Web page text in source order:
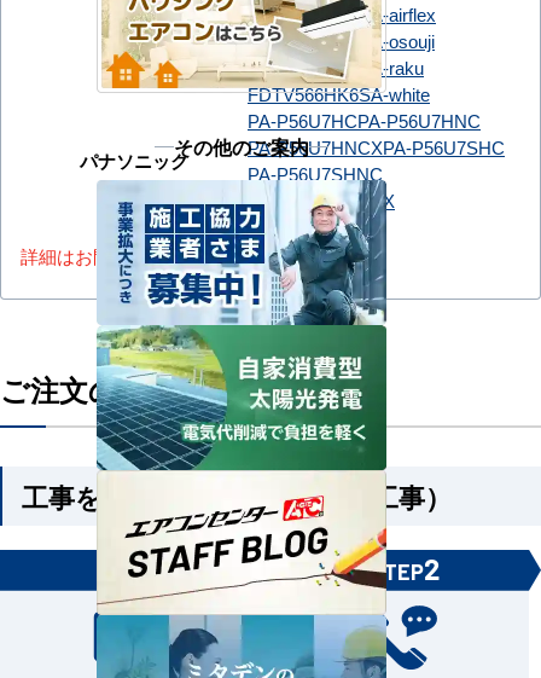
FDTV566HK6SA-airflex
FDTV566HK6SA-osouji
FDTV566HK6SA-raku
FDTV566HK6SA-white
パナソニック
PA-P56U7HCPA-P56U7HNC
PA-P56U7HNCXPA-P56U7SHC
PA-P56U7SHNC
PA-P56U7SHNCX
詳細はお問い合わせください。
ご注文の流れ
工事を依頼される方（機器＋工事）
STEP 1 STEP2
その他のご案内